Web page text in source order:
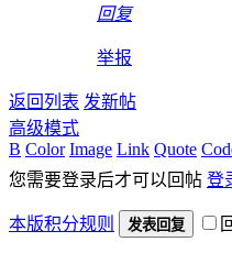
回复
举报
返回列表 发新帖
高级模式
B Color Image Link Quote
您需要登录后才可以回帖 登
本版积分规则 发表回复